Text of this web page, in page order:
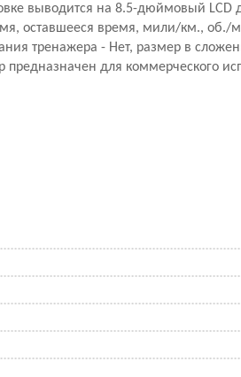
выводится на 8.5-дюймовый LCD
оставшееся время, мили/км.,
тренажера - Нет, размер в
для коммерческого